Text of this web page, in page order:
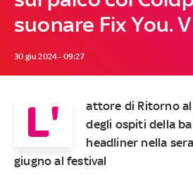
suonare Fix You.
30 giu 2024 - 09:27
L'
attore di Ritorno
degli ospiti della
headliner nella
giugno al festival